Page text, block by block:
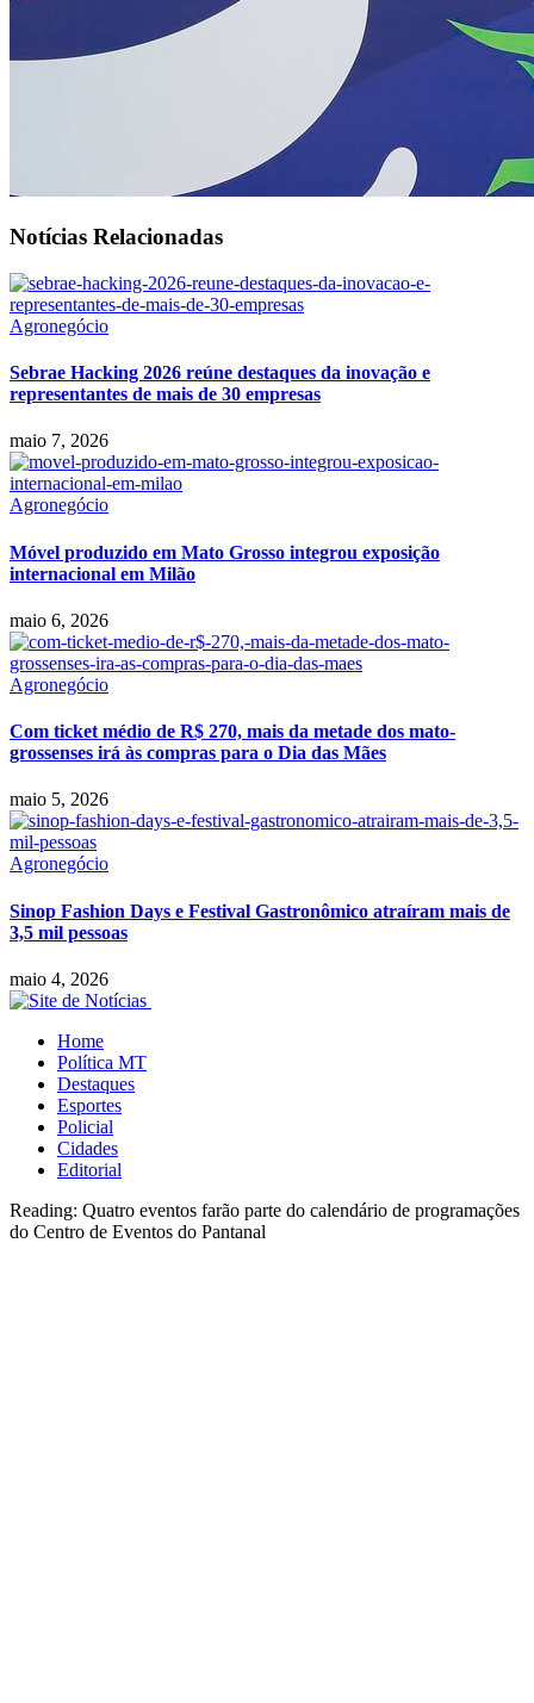
Notícias Relacionadas
Agronegócio
Sebrae Hacking 2026 reúne destaques da inovação e
representantes de mais de 30 empresas
maio 7, 2026
Agronegócio
Móvel produzido em Mato Grosso integrou exposição
internacional em Milão
maio 6, 2026
Agronegócio
Com ticket médio de R$ 270, mais da metade dos mato-
grossenses irá às compras para o Dia das Mães
maio 5, 2026
Agronegócio
Sinop Fashion Days e Festival Gastronômico atraíram mais de
3,5 mil pessoas
maio 4, 2026
Home
Política MT
Destaques
Esportes
Policial
Cidades
Editorial
Reading: Quatro eventos farão parte do calendário de programações
do Centro de Eventos do Pantanal